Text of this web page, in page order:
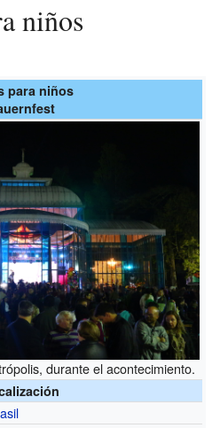
niños
para niños
durante el acontecimiento.